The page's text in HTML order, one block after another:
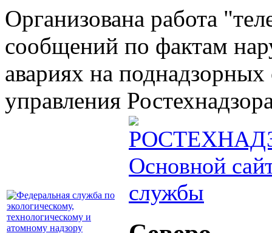
Организована работа
сообщений по фактам
авариях на поднадзорных
управления
Основной
службы